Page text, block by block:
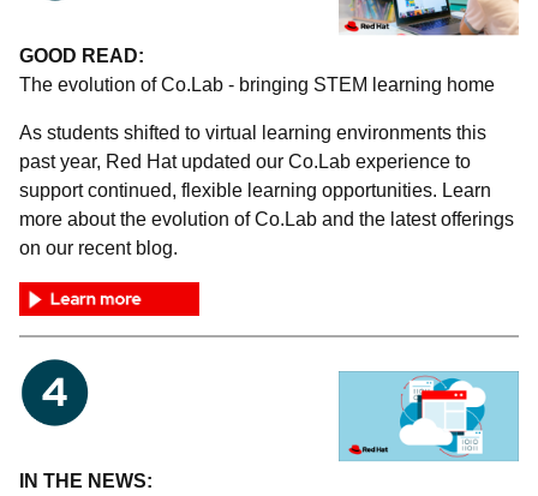
GOOD READ:
The evolution of Co.Lab - bringing STEM learning home
As students shifted to virtual learning environments this
past year, Red Hat updated our Co.Lab experience to
support continued, flexible learning opportunities. Learn
more about the evolution of Co.Lab and the latest offerings
on our recent blog.
IN THE NEWS: